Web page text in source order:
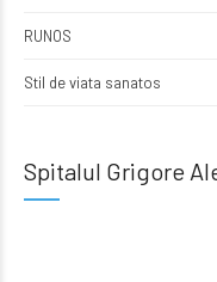
RUNOS
Stil de viata sanatos
Spitalul Grigore